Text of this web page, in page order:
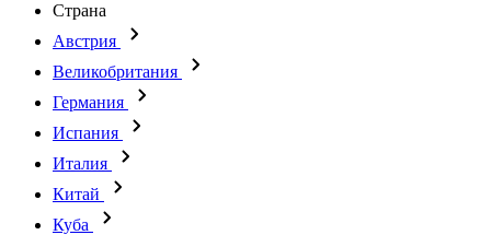
Страна
Австрия
Великобритания
Германия
Испания
Италия
Китай
Куба